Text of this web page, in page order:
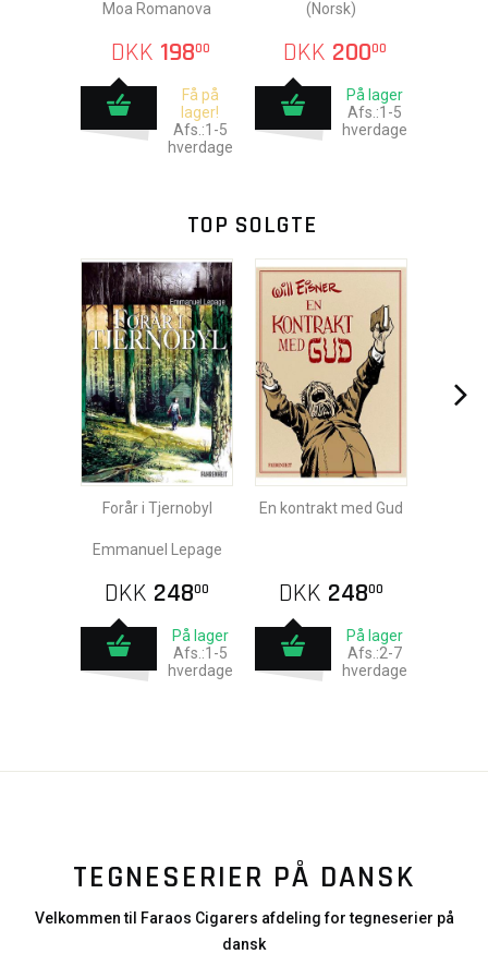
Moa Romanova
DKK 19800
Få på
lager!
Afs.:1-5
hverdage
(Norsk)
DKK 20000
På lager
Afs.:1-5
hverdage
TOP SOLGTE
Forår i Tjernobyl
Emmanuel Lepage
DKK 24800
På lager
Afs.:1-5
hverdage
En kontrakt med Gud
DKK 24800
På lager
Afs.:2-7
hverdage
TEGNESERIER PÅ DANSK
Velkommen til Faraos Cigarers afdeling for tegneserier på
dansk